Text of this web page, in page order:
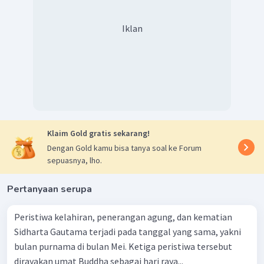
Iklan
Klaim Gold gratis sekarang!
Dengan Gold kamu bisa tanya soal ke Forum
sepuasnya, lho.
Pertanyaan serupa
Peristiwa kelahiran, penerangan agung, dan kematian
Sidharta Gautama terjadi pada tanggal yang sama, yakni
bulan purnama di bulan Mei. Ketiga peristiwa tersebut
dirayakan umat Buddha sebagai hari raya...